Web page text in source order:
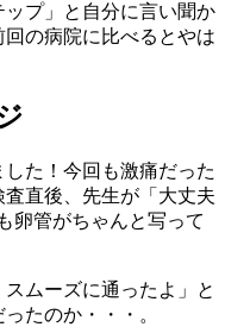
プ」と自分に言い聞か
の病院に比べるとやは
た！今回も激痛だった
直後、先生が「大丈夫
卵管がちゃんと写って
ムーズに通ったよ」と
たのか・・・。